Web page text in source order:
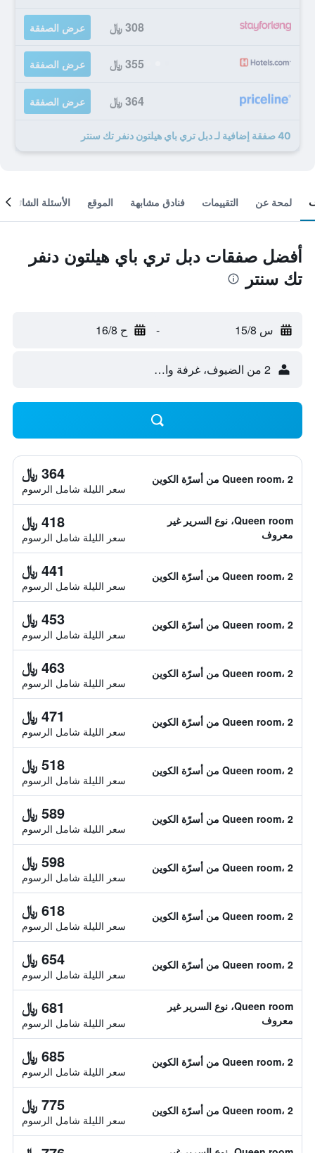
308 ﷼ عرض الصفقة
355 ﷼ عرض الصفقة
364 ﷼ عرض الصفقة
40 صفقة إضافية لـ دبل تري باي هيلتون دنفر تك سنتر
لمحة عن التقييمات فنادق مشابهة الموقع الأسئلة الشائعة
أفضل صفقات دبل تري باي هيلتون دنفر
تك سنتر
س 15/8 - ح 16/8
2 من الضيوف، غرفة واحدة
Queen room، 2 من أسرّة الكوين 364 ﷼
سعر الليلة شامل الرسوم
Queen room، نوع السرير غير
معروف
418 ﷼
سعر الليلة شامل الرسوم
Queen room، 2 من أسرّة الكوين 441 ﷼
سعر الليلة شامل الرسوم
Queen room، 2 من أسرّة الكوين 453 ﷼
سعر الليلة شامل الرسوم
Queen room، 2 من أسرّة الكوين 463 ﷼
سعر الليلة شامل الرسوم
Queen room، 2 من أسرّة الكوين 471 ﷼
سعر الليلة شامل الرسوم
Queen room، 2 من أسرّة الكوين 518 ﷼
سعر الليلة شامل الرسوم
Queen room، 2 من أسرّة الكوين 589 ﷼
سعر الليلة شامل الرسوم
Queen room، 2 من أسرّة الكوين 598 ﷼
سعر الليلة شامل الرسوم
Queen room، 2 من أسرّة الكوين 618 ﷼
سعر الليلة شامل الرسوم
Queen room، 2 من أسرّة الكوين 654 ﷼
سعر الليلة شامل الرسوم
Queen room، نوع السرير غير
معروف
681 ﷼
سعر الليلة شامل الرسوم
Queen room، 2 من أسرّة الكوين 685 ﷼
سعر الليلة شامل الرسوم
Queen room، 2 من أسرّة الكوين 775 ﷼
سعر الليلة شامل الرسوم